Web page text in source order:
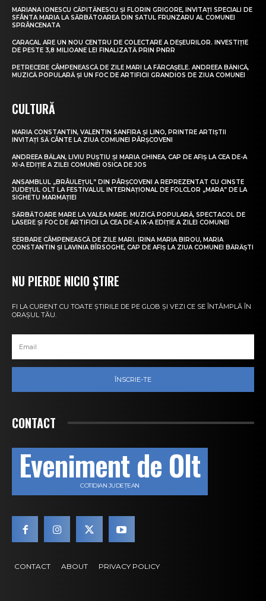
MARIANA IONESCU CĂPITĂNESCU ȘI FLORIN GRIGORE, INVITAȚI SPECIALI DE
SFÂNTA MARIA LA SĂRBĂTOAREA DIN SATUL FRUNZARU AL COMUNEI
SPRÂNCENATA
CARACAL ARE UN NOU CENTRU DE COLECTARE A DEȘEURILOR. INVESTIȚIE
DE PESTE 3,8 MILIOANE LEI FINALIZATĂ PRIN PNRR
PETRECERE CÂMPENEASCĂ DE ZILE MARI LA FĂRCAȘELE. ANDREEA BĂNICĂ,
MUZICĂ POPULARĂ ȘI UN FOC DE ARTIFICII GRANDIOS DE ZIUA COMUNEI
CULTURĂ
MARIA CONSTANTIN, VALENTIN SANFIRA ȘI LINO, PRINTRE ARTIȘTII
INVITAȚI SĂ CÂNTE LA ZIUA COMUNEI PÂRȘCOVENI
ANDREEA BĂLAN, LIVIU PUȘTIU ȘI MARIA GHINEA, CAP DE AFIȘ LA CEA DE-A
XI-A EDIȚIE A ZILEI COMUNEI OSICA DE JOS
ANSAMBLUL „BRÂULEȚUL” DIN PÂRȘCOVENI A REPREZENTAT CU CINSTE
JUDEȚUL OLT LA FESTIVALUL INTERNAȚIONAL DE FOLCLOR „MARA” DE LA
SIGHETU MARMAȚIEI
SĂRBĂTOARE MARE LA VALEA MARE. MUZICĂ POPULARĂ, SPECTACOL DE
LASERE ȘI FOC DE ARTIFICII LA CEA DE-A IX-A EDIȚIE A ZILEI COMUNEI
SERBARE CÂMPENEASCĂ DE ZILE MARI. IRINA MARIA BIROU, MARIA
CONSTANTIN ȘI LAVINIA BÎRSOGHE, CAP DE AFIȘ LA ZIUA COMUNEI BĂRĂȘTI
NU PIERDE NICIO ȘTIRE
FI LA CURENT CU TOATE ȘTIRILE DE PE GLOB ȘI VEZI CE SE ÎNTÂMPLĂ ÎN
ORAȘUL TĂU.
ÎNSCRIE-TE
CONTACT
Eveniment de Olt
COTIDIAN JUDEȚEAN
CONTACT ABOUT PRIVACY POLICY